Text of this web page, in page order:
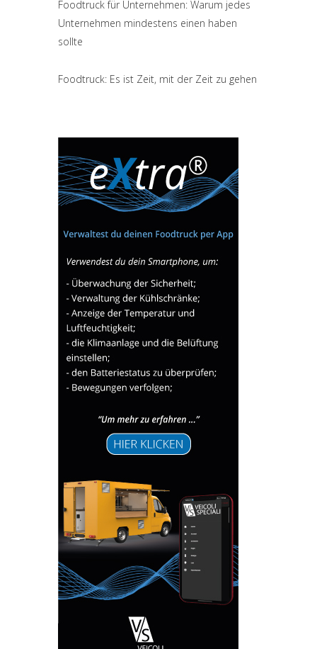
Foodtruck für Unternehmen: Warum jedes
Unternehmen mindestens einen haben
sollte
Foodtruck: Es ist Zeit, mit der Zeit zu gehen